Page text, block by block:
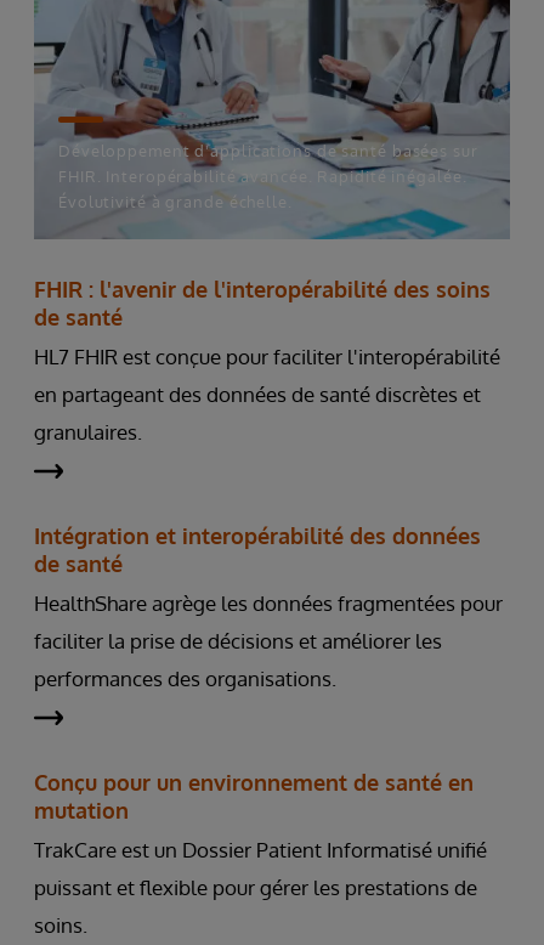
Développement d'applications de santé basées sur
FHIR. Interopérabilité avancée. Rapidité inégalée.
Évolutivité à grande échelle.
FHIR : l'avenir de l'interopérabilité des soins
de santé
HL7 FHIR est conçue pour faciliter l'interopérabilité
en partageant des données de santé discrètes et
granulaires.
Intégration et interopérabilité des données
de santé
HealthShare agrège les données fragmentées pour
faciliter la prise de décisions et améliorer les
performances des organisations.
Conçu pour un environnement de santé en
mutation
TrakCare est un Dossier Patient Informatisé unifié
puissant et flexible pour gérer les prestations de
soins.